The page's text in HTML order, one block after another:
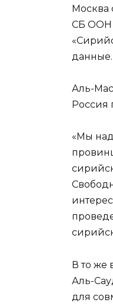
Москва
СБ ООН
данные.
Аль-
Россия
«Мы
В то же
Аль-
для